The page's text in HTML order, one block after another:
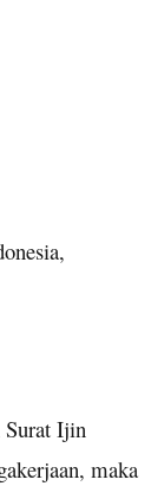
Surat Ijin
maka